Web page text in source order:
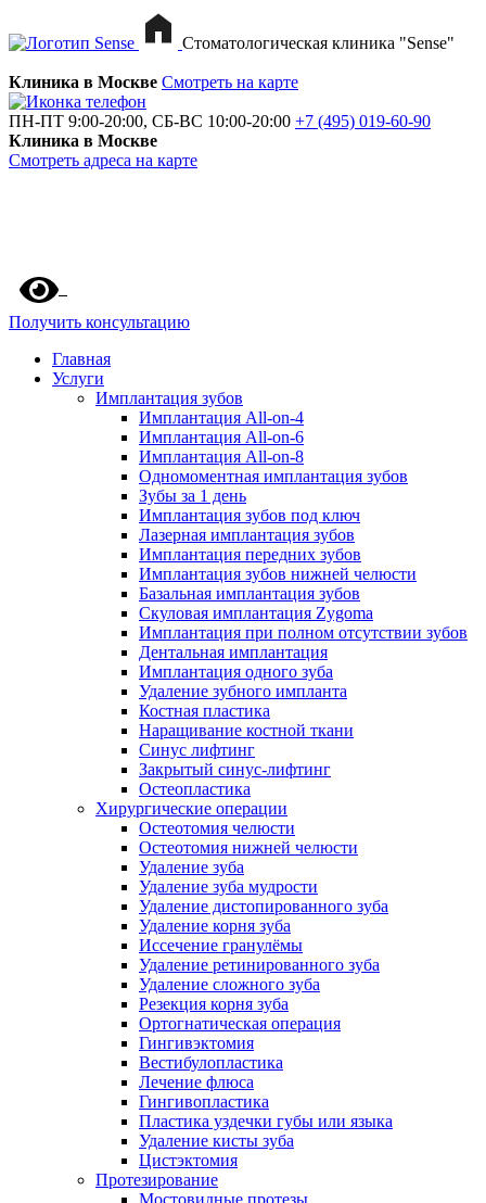
Стоматологическая клиника "Sense"
Клиника в Москве Смотреть на карте
ПН-ПТ 9:00-20:00, СБ-ВС 10:00-20:00 +7 (495) 019-60-90
Клиника в Москве
Смотреть адреса на карте
Получить консультацию
Главная
Услуги
Имплантация зубов
Имплантация All-on-4
Имплантация All-on-6
Имплантация All-on-8
Одномоментная имплантация зубов
Зубы за 1 день
Имплантация зубов под ключ
Лазерная имплантация зубов
Имплантация передних зубов
Имплантация зубов нижней челюсти
Базальная имплантация зубов
Скуловая имплантация Zygoma
Имплантация при полном отсутствии зубов
Дентальная имплантация
Имплантация одного зуба
Удаление зубного импланта
Костная пластика
Наращивание костной ткани
Синус лифтинг
Закрытый синус-лифтинг
Остеопластика
Хирургические операции
Остеотомия челюсти
Остеотомия нижней челюсти
Удаление зуба
Удаление зуба мудрости
Удаление дистопированного зуба
Удаление корня зуба
Иссечение гранулёмы
Удаление ретинированного зуба
Удаление сложного зуба
Резекция корня зуба
Ортогнатическая операция
Гингивэктомия
Вестибулопластика
Лечение флюса
Гингивопластика
Пластика уздечки губы или языка
Удаление кисты зуба
Цистэктомия
Протезирование
Мостовидные протезы